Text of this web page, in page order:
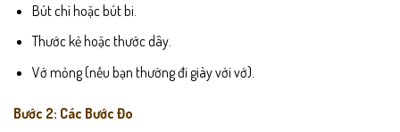
Bút chì hoặc bút bi.
Thước kẻ hoặc thước dây.
Vớ mỏng (nếu bạn thường đi giày với vớ).
Bước 2: Các Bước Đo